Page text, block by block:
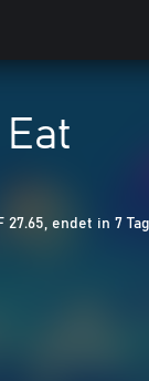
27.65, endet in 7